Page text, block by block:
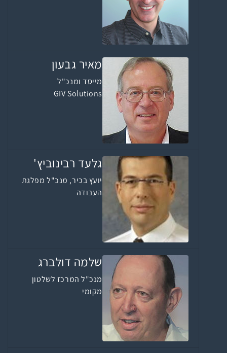
מאיר גבעון
מייסד ומנכ"ל
GIV Solutions
גלעד רבינוביץ'
יועץ בכיר, מנכ"ל מפלגת
העבודה
שלמה דולברג
מנכ"ל המרכז לשלטון
מקומי